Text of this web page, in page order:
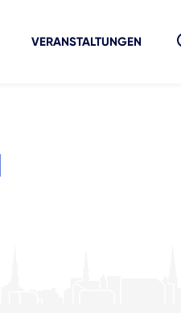
VERANSTALTUNGEN